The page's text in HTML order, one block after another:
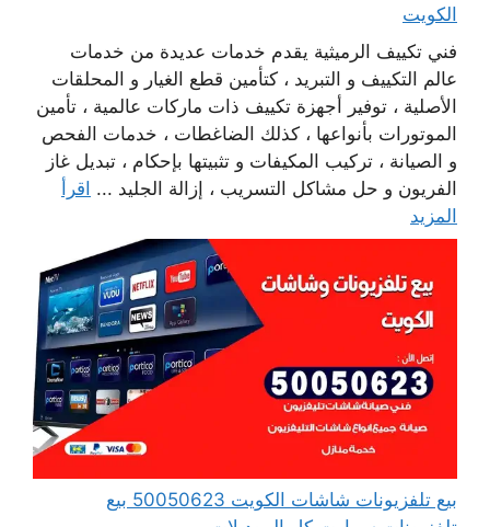
الكويت
فني تكييف الرميثية يقدم خدمات عديدة من خدمات
عالم التكييف و التبريد ، كتأمين قطع الغيار و المحلقات
الأصلية ، توفير أجهزة تكييف ذات ماركات عالمية ، تأمين
الموتورات بأنواعها ، كذلك الضاغطات ، خدمات الفحص
و الصيانة ، تركيب المكيفات و تثبيتها بإحكام ، تبديل غاز
الفريون و حل مشاكل التسريب ، إزالة الجليد ... اقرأ
المزيد
بيع تلفزيونات شاشات الكويت 50050623 بيع